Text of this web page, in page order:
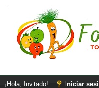
¡Hola, Invitado! Iniciar